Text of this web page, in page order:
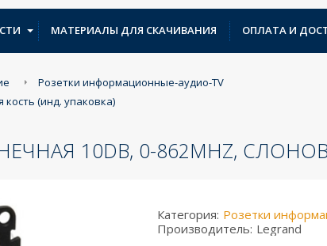
МАТЕРИАЛЫ ДЛЯ СКАЧИВАНИЯ ОПЛАТА И
Розетки информационные-аудио-TV
кость (инд. упаковка)
10DB, 0-862MHZ,
Категория: Розетки
Производитель: Legrand